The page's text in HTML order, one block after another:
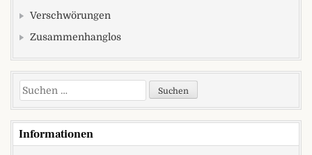
Verschwörungen
Zusammenhanglos
Suchen nach:
Informationen